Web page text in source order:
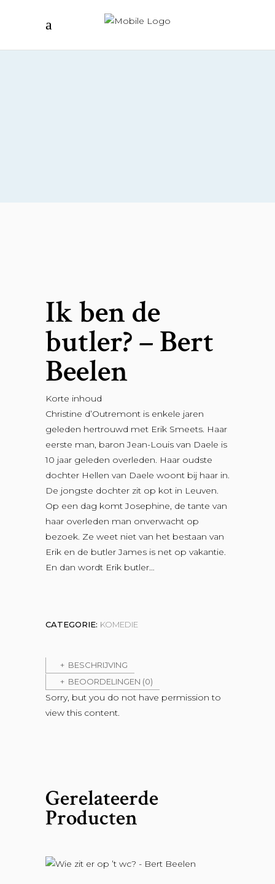
Ik ben de
butler? – Bert
Beelen
Korte inhoud
Christine d’Outremont is enkele jaren
geleden hertrouwd met Erik Smeets. Haar
eerste man, baron Jean-Louis van Daele is
10 jaar geleden overleden. Haar oudste
dochter Hellen van Daele woont bij haar in.
De jongste dochter zit op kot in Leuven.
Op een dag komt Josephine, de tante van
haar overleden man onverwacht op
bezoek. Ze weet niet van het bestaan van
Erik en de butler James is net op vakantie.
En dan wordt Erik butler…
CATEGORIE: KOMEDIE
BESCHRIJVING
BEOORDELINGEN (0)
Sorry, but you do not have permission to
view this content.
Gerelateerde
Producten
LEES VERDER